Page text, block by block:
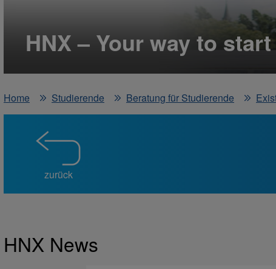
HNX – Your way to
Home
Studierende Beratung für Studierende
zurück
HNX News